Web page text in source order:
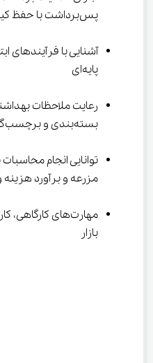
پس‌برداشت با حفظ کیفیت محصول دارویی
آشنایی با فرآیندهای
پایه‌ای
رعایت ملاحظات
بسته‌بندی و برچسب‌گذاری
مزرعه و برآورد هزینه
مهارت‌های
بازار